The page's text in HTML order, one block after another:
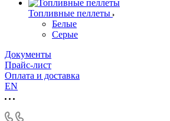
Топливные пеллеты
Белые
Серые
Документы
Прайс-лист
Оплата и доставка
EN